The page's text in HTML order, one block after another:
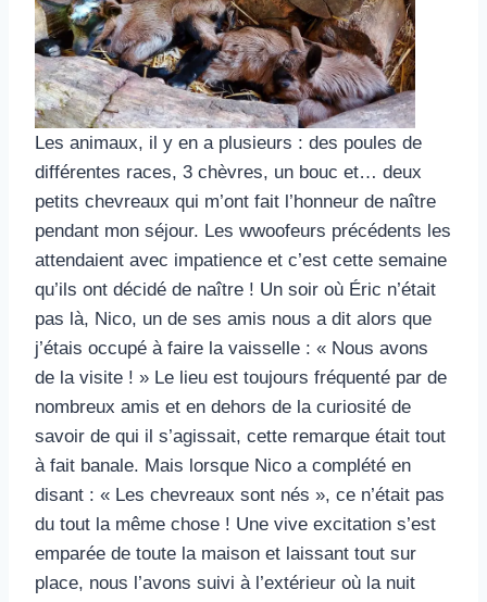
Les animaux, il y en a plusieurs : des poules de
différentes races, 3 chèvres, un bouc et… deux
petits chevreaux qui m’ont fait l’honneur de naître
pendant mon séjour. Les wwoofeurs précédents les
attendaient avec impatience et c’est cette semaine
qu’ils ont décidé de naître ! Un soir où Éric n’était
pas là, Nico, un de ses amis nous a dit alors que
j’étais occupé à faire la vaisselle : « Nous avons
de la visite ! » Le lieu est toujours fréquenté par de
nombreux amis et en dehors de la curiosité de
savoir de qui il s’agissait, cette remarque était tout
à fait banale. Mais lorsque Nico a complété en
disant : « Les chevreaux sont nés », ce n’était pas
du tout la même chose ! Une vive excitation s’est
emparée de toute la maison et laissant tout sur
place, nous l’avons suivi à l’extérieur où la nuit